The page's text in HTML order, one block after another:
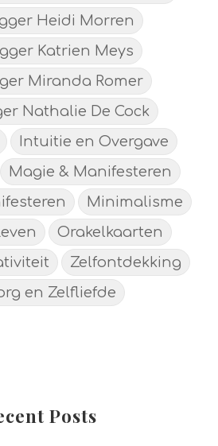
Heidi Morren
Katrien Meys
Miranda Romer
Nathalie De Cock
Intuitie en Overgave
Magie & Manifesteren
Minimalisme
Orakelkaarten
Zelfontdekking
en Zelfliefde
Posts